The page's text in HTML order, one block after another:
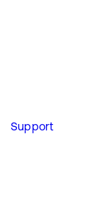
Support